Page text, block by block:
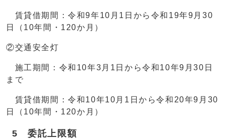
賃貸借期間：令和9年10月1日から令和19年9月30
日（10年間・120か月）
②交通安全灯
施工期間：令和10年3月1日から令和10年9月30日
まで
賃貸借期間：令和10年10月1日から令和20年9月30
日（10年間・120か月）
5 委託上限額